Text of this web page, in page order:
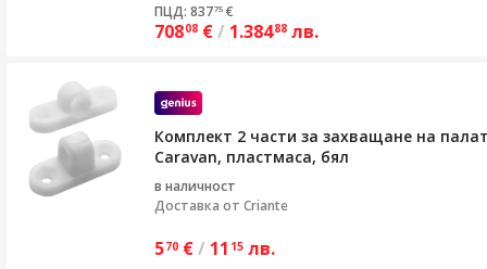
ПЦД: 83775 €
70808 €/ 1.38488 лв.
Комплект 2 части за захващане на
Caravan, пластмаса, бял
в наличност
Доставка от Criante
570 €/ 11 15 лв.